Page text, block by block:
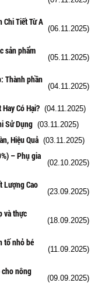
Chi Tiết Từ A
(06.11.2025)
sản phẩm
(05.11.2025)
Thành phần
(04.11.2025)
Có Hại? (04.11.2025)
Sử Dụng (03.11.2025)
Hiệu Quả (03.11.2025)
– Phụ gia
(02.10.2025)
Lượng Cao
(23.09.2025)
và thực
(18.09.2025)
tố nhỏ bé
(11.09.2025)
nông
(09.09.2025)